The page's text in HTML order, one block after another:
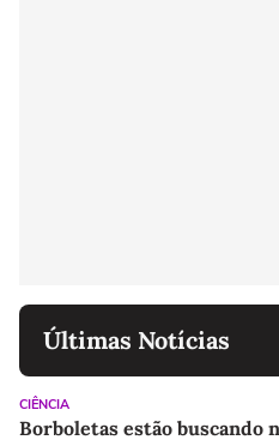
Últimas Notícias
CIÊNCIA
Borboletas estão buscando